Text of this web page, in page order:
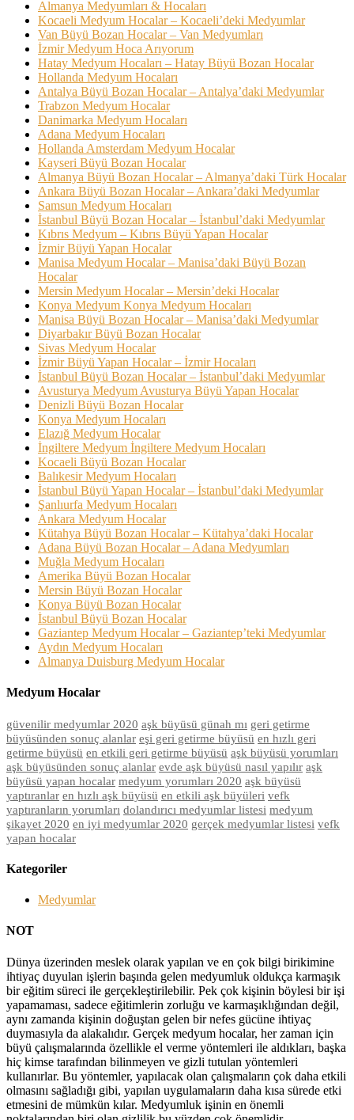
Almanya Medyumları & Hocaları
Kocaeli Medyum Hocalar – Kocaeli’deki Medyumlar
Van Büyü Bozan Hocalar – Van Medyumları
İzmir Medyum Hoca Arıyorum
Hatay Medyum Hocaları – Hatay Büyü Bozan Hocalar
Hollanda Medyum Hocaları
Antalya Büyü Bozan Hocalar – Antalya’daki Medyumlar
Trabzon Medyum Hocalar
Danimarka Medyum Hocaları
Adana Medyum Hocaları
Hollanda Amsterdam Medyum Hocalar
Kayseri Büyü Bozan Hocalar
Almanya Büyü Bozan Hocalar – Almanya’daki Türk Hocalar
Ankara Büyü Bozan Hocalar – Ankara’daki Medyumlar
Samsun Medyum Hocaları
İstanbul Büyü Bozan Hocalar – İstanbul’daki Medyumlar
Kıbrıs Medyum – Kıbrıs Büyü Yapan Hocalar
İzmir Büyü Yapan Hocalar
Manisa Medyum Hocalar – Manisa’daki Büyü Bozan
Hocalar
Mersin Medyum Hocalar – Mersin’deki Hocalar
Konya Medyum Konya Medyum Hocaları
Manisa Büyü Bozan Hocalar – Manisa’daki Medyumlar
Diyarbakır Büyü Bozan Hocalar
Sivas Medyum Hocalar
İzmir Büyü Yapan Hocalar – İzmir Hocaları
İstanbul Büyü Bozan Hocalar – İstanbul’daki Medyumlar
Avusturya Medyum Avusturya Büyü Yapan Hocalar
Denizli Büyü Bozan Hocalar
Konya Medyum Hocaları
Elazığ Medyum Hocalar
İngiltere Medyum İngiltere Medyum Hocaları
Kocaeli Büyü Bozan Hocalar
Balıkesir Medyum Hocaları
İstanbul Büyü Yapan Hocalar – İstanbul’daki Medyumlar
Şanlıurfa Medyum Hocaları
Ankara Medyum Hocalar
Kütahya Büyü Bozan Hocalar – Kütahya’daki Hocalar
Adana Büyü Bozan Hocalar – Adana Medyumları
Muğla Medyum Hocaları
Amerika Büyü Bozan Hocalar
Mersin Büyü Bozan Hocalar
Konya Büyü Bozan Hocalar
İstanbul Büyü Bozan Hocalar
Gaziantep Medyum Hocalar – Gaziantep’teki Medyumlar
Aydın Medyum Hocaları
Almanya Duisburg Medyum Hocalar
Medyum Hocalar
güvenilir medyumlar 2020 aşk büyüsü günah mı geri getirme
büyüsünden sonuç alanlar eşi geri getirme büyüsü en hızlı geri
getirme büyüsü en etkili geri getirme büyüsü aşk büyüsü yorumları
aşk büyüsünden sonuç alanlar evde aşk büyüsü nasıl yapılır aşk
büyüsü yapan hocalar medyum yorumları 2020 aşk büyüsü
yaptıranlar en hızlı aşk büyüsü en etkili aşk büyüleri vefk
yaptıranların yorumları dolandırıcı medyumlar listesi medyum
şikayet 2020 en iyi medyumlar 2020 gerçek medyumlar listesi vefk
yapan hocalar
Kategoriler
Medyumlar
NOT
Dünya üzerinden meslek olarak yapılan ve en çok bilgi birikimine
ihtiyaç duyulan işlerin başında gelen medyumluk oldukça karmaşık
bir eğitim süreci ile gerçekleştirilebilir. Pek çok kişinin böylesi bir işi
yapamaması, sadece eğitimlerin zorluğu ve karmaşıklığından değil,
aynı zamanda kişinin doğuştan gelen bir nefes gücüne ihtiyaç
duymasıyla da alakalıdır. Gerçek medyum hocalar, her zaman için
büyü çalışmalarında özellikle el verme yöntemleri ile aldıkları, başka
hiç kimse tarafından bilinmeyen ve gizli tutulan yöntemleri
kullanırlar. Bu yöntemler, yapılacak olan çalışmaların çok daha etkili
olmasını sağladığı gibi, yapılan uygulamaların daha kısa sürede etki
etmesini de mümkün kılar. Medyumluk işinin en önemli